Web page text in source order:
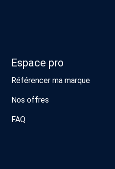
Espace pro
Référencer ma marque
Nos offres
FAQ